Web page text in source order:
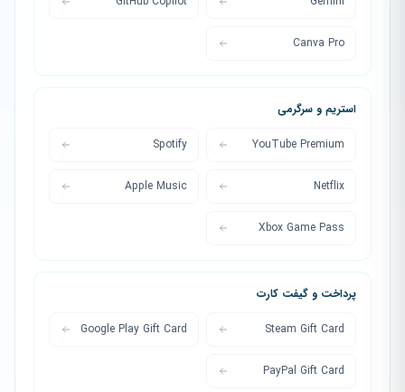
Canva Pro
استریم و سرگرمی
YouTube Premium
Spotify
Netflix
Apple Music
Xbox Game Pass
پرداخت و گیفت کارت
Steam Gift Card
Google Play Gift Card
PayPal Gift Card